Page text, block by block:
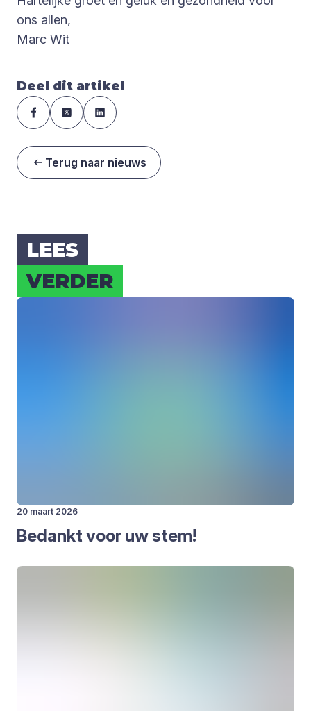
ons allen,
Marc Wit
Deel dit artikel
Terug naar nieuws
LEES
VER­DER
20 maart 2026
Bedankt voor uw stem!